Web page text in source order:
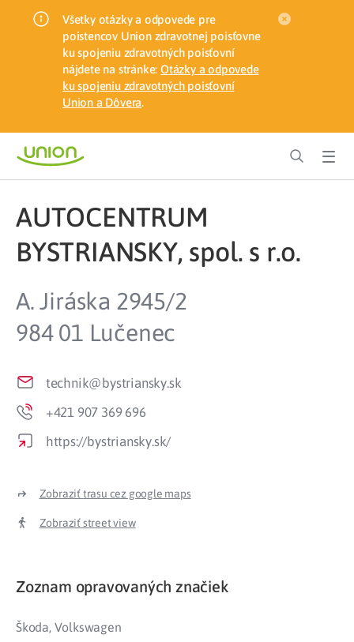
Všetky otázky a odpovede pre
poistencov Union zdravotnej poisťovne
ku spojeniu zdravotných poisťovní
nájdete na stránke: Otázky a odpovede
ku spojeniu zdravotných poisťovní
Union a Dôvera.
AUTOCENTRUM
BYSTRIANSKY, spol. s r.o.
A. Jiráska 2945/2
984 01 Lučenec
technik@bystriansky.sk
+421 907 369 696
https://bystriansky.sk/
Zobraziť trasu cez google maps
Zobraziť street view
Zoznam opravovaných značiek
Škoda, Volkswagen